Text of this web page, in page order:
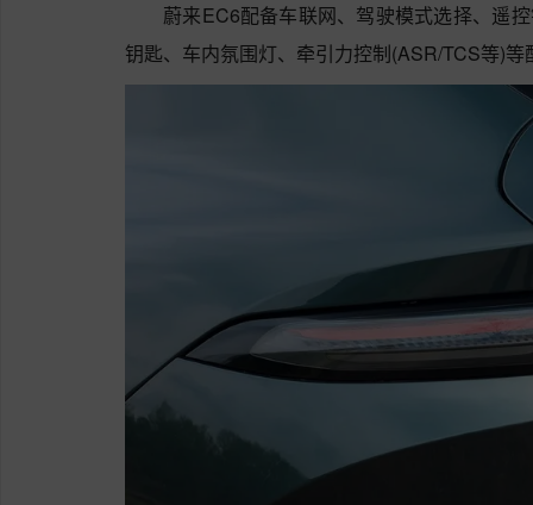
蔚来EC6配备车联网、驾驶模式选择、遥
钥匙、车内氛围灯、牵引力控制(ASR/TCS等)